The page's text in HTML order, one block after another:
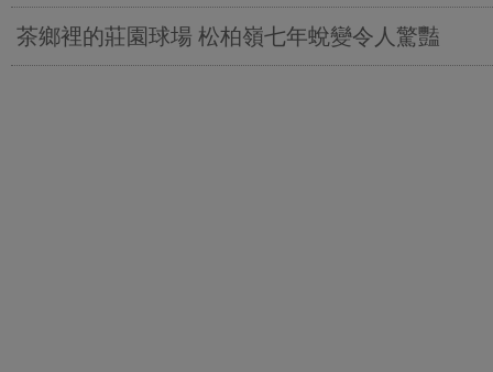
茶鄉裡的莊園球場 松柏嶺七年蛻變令人驚豔